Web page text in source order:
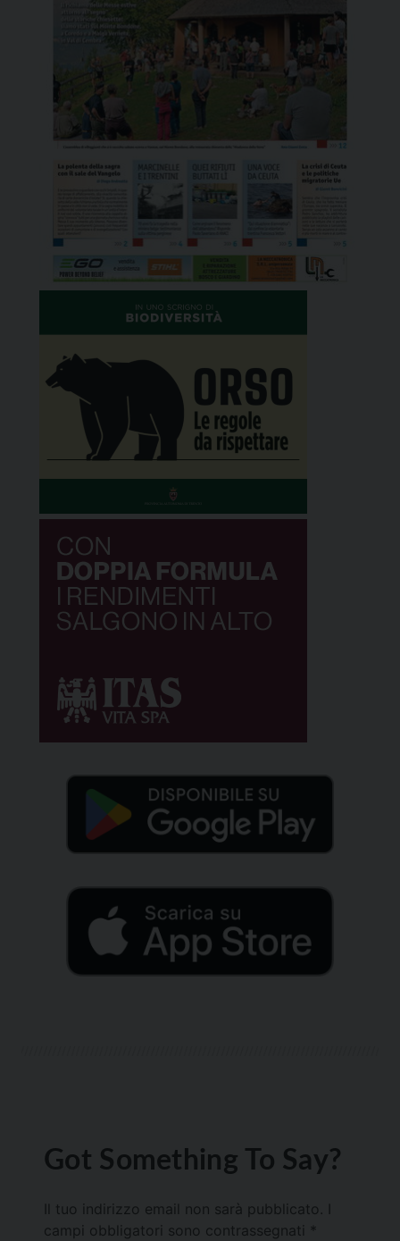
Got Something To Say?
Il tuo indirizzo email non sarà pubblicato.
campi obbligatori sono contrassegnati *